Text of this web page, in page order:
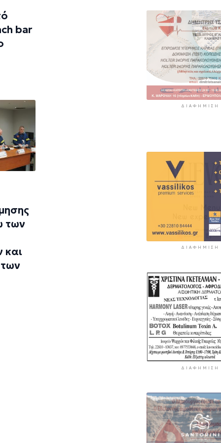
bar
των
και
των
περιοχές
5 ώρες 48 λεπτά
ΔΙΑΦΉΜΙΣΗ
ΔΙΑΦΉΜΙΣΗ
ΔΙΑΦΉΜΙΣΗ